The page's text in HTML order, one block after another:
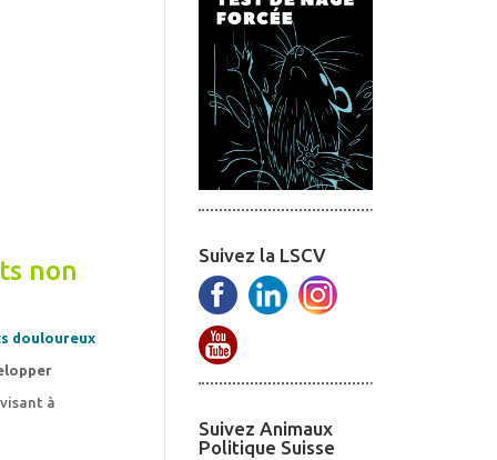
non
douloureux
à
Suivez la LSCV
Suivez Animaux
Politique Suisse